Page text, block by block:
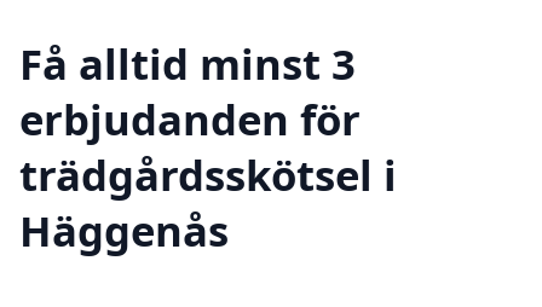
Få alltid minst 3
erbjudanden för
trädgårdsskötsel i
Häggenås